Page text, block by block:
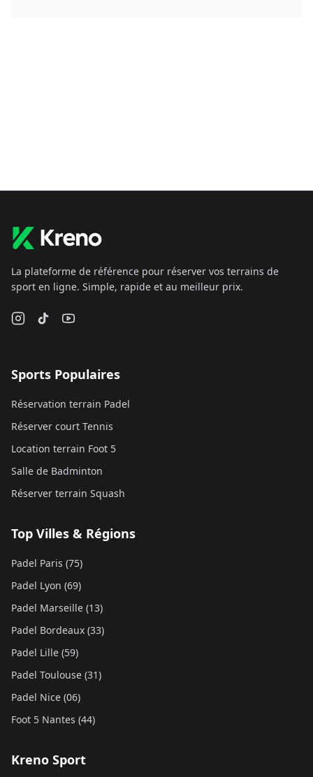
La plateforme de référence pour réserver vos terrains de
sport en ligne. Simple, rapide et au meilleur prix.
Sports Populaires
Réservation terrain Padel
Réserver court Tennis
Location terrain Foot 5
Salle de Badminton
Réserver terrain Squash
Top Villes & Régions
Padel Paris (75)
Padel Lyon (69)
Padel Marseille (13)
Padel Bordeaux (33)
Padel Lille (59)
Padel Toulouse (31)
Padel Nice (06)
Foot 5 Nantes (44)
Kreno Sport